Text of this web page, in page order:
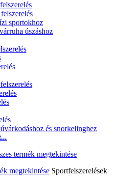
sportokhoz
úszáshoz
és snorkelinghez
megtekintése Sportfelszerelések